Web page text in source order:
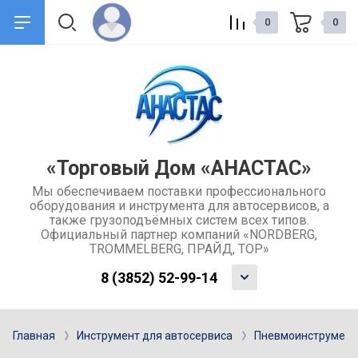
Контакты
Отзывы
Учредительные документы
Сервис и поддержка
Обмен и возврат товара
Каталоги
Ремонт и услуги
Гарантия
«Торговый Дом «АНАСТАС»
Мы обеспечиваем поставки профессионального
оборудования и инструмента для автосервисов, а
также грузоподъёмных систем всех типов.
Официальный партнер компаний «NORDBERG,
TROMMELBERG, ПРАЙД, ТОР»
8 (3852) 52-99-14
0 0
Главная Инструмент для автосервиса Пневмоинструмент